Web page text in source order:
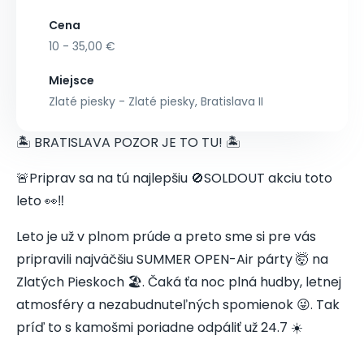
Cena
10 - 35,00 €
Miejsce
Zlaté piesky - Zlaté piesky, Bratislava II
🏝️ BRATISLAVA POZOR JE TO TU! 🏝️
🚨Priprav sa na tú najlepšiu 🚫SOLDOUT akciu toto
leto 👀‼️
Leto je už v plnom prúde a preto sme si pre vás
pripravili najväčšiu SUMMER OPEN-Air párty 🤯 na
Zlatých Pieskoch 🏖️. Čaká ťa noc plná hudby, letnej
atmosféry a nezabudnuteľných spomienok 😜. Tak
príď to s kamošmi poriadne odpáliť už 24.7 ☀️